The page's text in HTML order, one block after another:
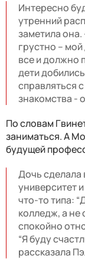
Интересно
утренний
заметила
грустно –
все и должно
дети
справляться
знакомства -
По словам
заниматься. А
будущей
Дочь сделала
университет
что-то типа:
колледж, а не
спокойно
“Я буду
рассказала